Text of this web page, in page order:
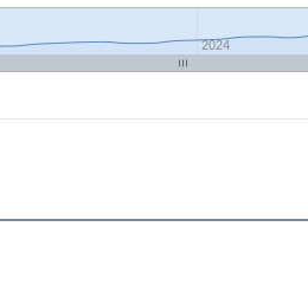
2024